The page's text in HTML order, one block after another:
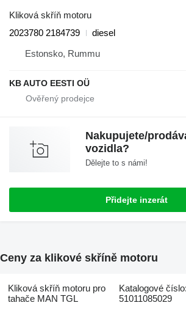
Kliková skříň motoru
2023780 2184739
diesel
Estonsko, Rummu
KB AUTO EESTI OÜ
Nakupujete/
vozidla?
Dělejte to s námi!
Přidejte inzerát
Ceny za klikové skříně motoru
Kliková skříň motoru pro
tahače MAN TGL
Katalogové číslo:
51011085029